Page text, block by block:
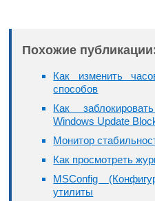
Похожие
Как изменить
способов
Как
Windows Update
Монитор
Как просмотреть
MSConfig
утилиты